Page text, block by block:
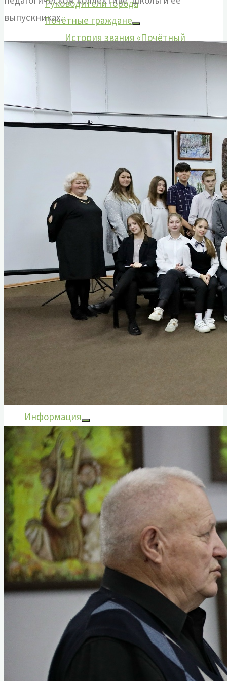
Руководители города
Почётные граждане
История звания «Почётный
гражданин»
Первый почетный гражданин
Интеллигенция Назарово
Из истории комсомольской организации
Из истории пионерской организации
Декабрист Арбузов Антон Петрович
Абрамов Константин Кирикович
Борисенко Григорий Яковлевич
Голубев Георгий Гордеевич
Гусаров Григорий Андреевич
Донских Александр Иванович
Козаченко Алексей Константинович
Мурашов Павел Романович
Сухих Николай Алексеевич
Назаровский тыл в годы войны
Статьи о ветеранах
Книга памяти
Информация
План мероприятий
Документы
Услуги
Коллектив музея
Вакансии
Туризм
Полезные ссылки
Служебная информация
Анкетирование о качестве оказания
услуг
Часто задаваемые вопросы. Обратная
связь.
Схема проезда
выпускниках.